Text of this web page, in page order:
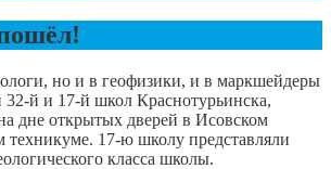
но и в геофизики, и в маркшейдеры
32-й и 17-й школ Краснотурьинска,
дне открытых дверей в Исовском
техникуме. 17-ю школу представляли
класса школы.